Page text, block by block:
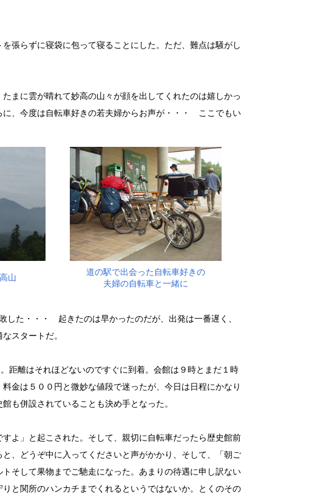
張らずに寝袋に包って寝ることにした。ただ、難点は騒がし
まに雲が晴れて妙高の山々が顔を出してくれたのは嬉しかっ
、今度は自転車好きの若夫婦からお声が・・・ ここでもい
山
道の駅で出会った自転車好きの
夫婦の自転車と一緒に
た・・・ 起きたのは早かったのだが、出発は一番遅く、
スタートだ。
距離はそれほどないのですぐに到着。会館は９時とまだ１時
金は５００円と微妙な値段で迷ったが、今日は日程にかなり
も併設されていることも決め手となった。
よ」と起こされた。そして、親切に自転車だったら歴史館前
、どうぞ中に入ってくださいと声がかかり、そして、「朝ご
そして果物までご馳走になった。あまりの待遇に申し訳ない
と関所のハンカチまでくれるというではないか。とくのその